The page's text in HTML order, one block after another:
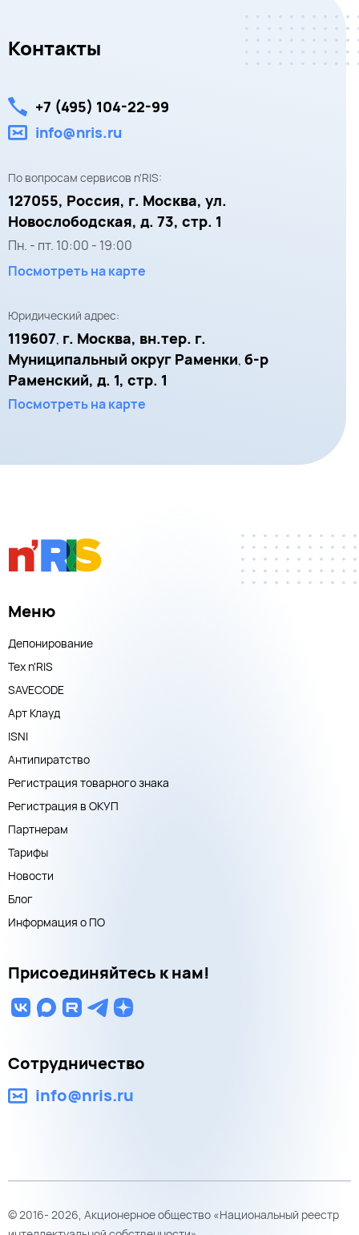
Контакты
+7 (495) 104-22-99
info@nris.ru
По вопросам сервисов n'RIS:
127055, Россия, г. Москва, ул.
Новослободская, д. 73, стр. 1
Пн. - пт. 10:00 - 19:00
Посмотреть на карте
Юридический адрес:
119607, г. Москва, вн.тер. г.
Муниципальный округ Раменки, б-р
Раменский, д. 1, стр. 1
Посмотреть на карте
Меню
Депонирование
Тех n'RIS
SAVECODE
Арт Клауд
ISNI
Антипиратство
Регистрация товарного знака
Регистрация в ОКУП
Партнерам
Тарифы
Новости
Блог
Информация о ПО
Присоединяйтесь к нам!
Сотрудничество
info@nris.ru
© 2016- 2026, Акционерное общество «Национальный реестр